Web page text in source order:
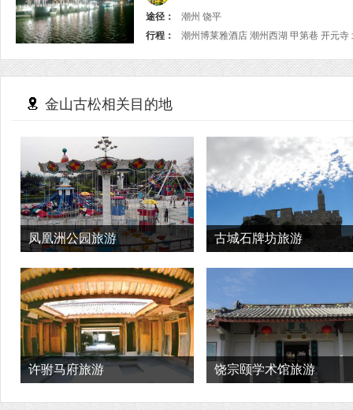
途径：
潮州 饶平
行程：
金山古松相关目的地
凤凰洲公园旅游 古城石牌坊旅游
许驸马府旅游 饶宗颐学术馆旅游